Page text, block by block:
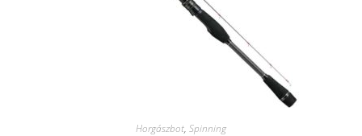
Horgászbot, Spinning